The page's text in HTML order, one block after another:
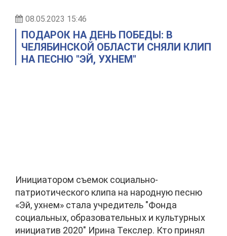
08.05.2023 15:46
ПОДАРОК НА ДЕНЬ ПОБЕДЫ: В
ЧЕЛЯБИНСКОЙ ОБЛАСТИ СНЯЛИ КЛИП
НА ПЕСНЮ "ЭЙ, УХНЕМ"
Инициатором съемок социально-
патриотического клипа на народную песню
«Эй, ухнем» стала учредитель "Фонда
социальных, образовательных и культурных
инициатив 2020" Ирина Текслер. Кто принял